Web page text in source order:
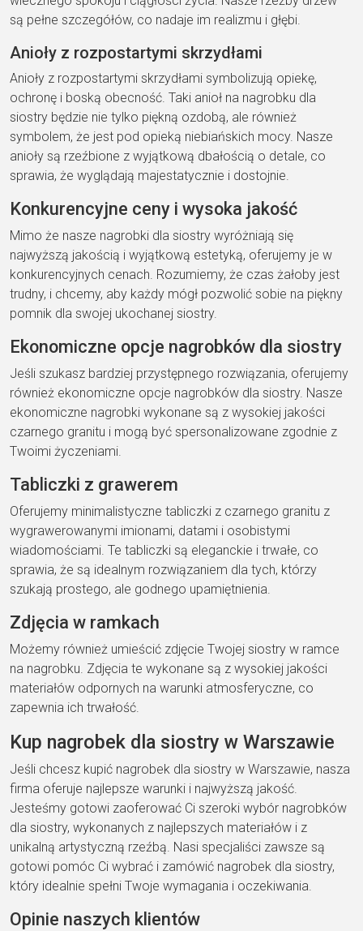
są pełne szczegółów, co nadaje im realizmu i głębi.
Anioły z rozpostartymi skrzydłami
Anioły z rozpostartymi skrzydłami symbolizują opiekę,
ochronę i boską obecność. Taki anioł na nagrobku dla
siostry będzie nie tylko piękną ozdobą, ale również
symbolem, że jest pod opieką niebiańskich mocy. Nasze
anioły są rzeźbione z wyjątkową dbałością o detale, co
sprawia, że wyglądają majestatycznie i dostojnie.
Konkurencyjne ceny i wysoka jakość
Mimo że nasze nagrobki dla siostry wyróżniają się
najwyższą jakością i wyjątkową estetyką, oferujemy je w
konkurencyjnych cenach. Rozumiemy, że czas żałoby jest
trudny, i chcemy, aby każdy mógł pozwolić sobie na piękny
pomnik dla swojej ukochanej siostry.
Ekonomiczne opcje nagrobków dla siostry
Jeśli szukasz bardziej przystępnego rozwiązania, oferujemy
również ekonomiczne opcje nagrobków dla siostry. Nasze
ekonomiczne nagrobki wykonane są z wysokiej jakości
czarnego granitu i mogą być spersonalizowane zgodnie z
Twoimi życzeniami.
Tabliczki z grawerem
Oferujemy minimalistyczne tabliczki z czarnego granitu z
wygrawerowanymi imionami, datami i osobistymi
wiadomościami. Te tabliczki są eleganckie i trwałe, co
sprawia, że są idealnym rozwiązaniem dla tych, którzy
szukają prostego, ale godnego upamiętnienia.
Zdjęcia w ramkach
Możemy również umieścić zdjęcie Twojej siostry w ramce
na nagrobku. Zdjęcia te wykonane są z wysokiej jakości
materiałów odpornych na warunki atmosferyczne, co
zapewnia ich trwałość.
Kup nagrobek dla siostry w Warszawie
Jeśli chcesz kupić nagrobek dla siostry w Warszawie, nasza
firma oferuje najlepsze warunki i najwyższą jakość.
Jesteśmy gotowi zaoferować Ci szeroki wybór nagrobków
dla siostry, wykonanych z najlepszych materiałów i z
unikalną artystyczną rzeźbą. Nasi specjaliści zawsze są
gotowi pomóc Ci wybrać i zamówić nagrobek dla siostry,
który idealnie spełni Twoje wymagania i oczekiwania.
Opinie naszych klientów